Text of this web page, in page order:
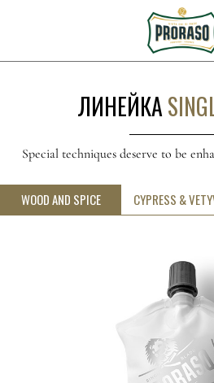
ЛИНЕЙКА
Special techniques deserve to be
WOOD AND SPICE CYPRESS &